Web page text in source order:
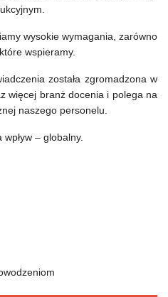
wysokie wymagania, zarówno
wspieramy.
została zgromadzona w
więcej branż docenia i polega na
naszego personelu.
wpływ – globalny.